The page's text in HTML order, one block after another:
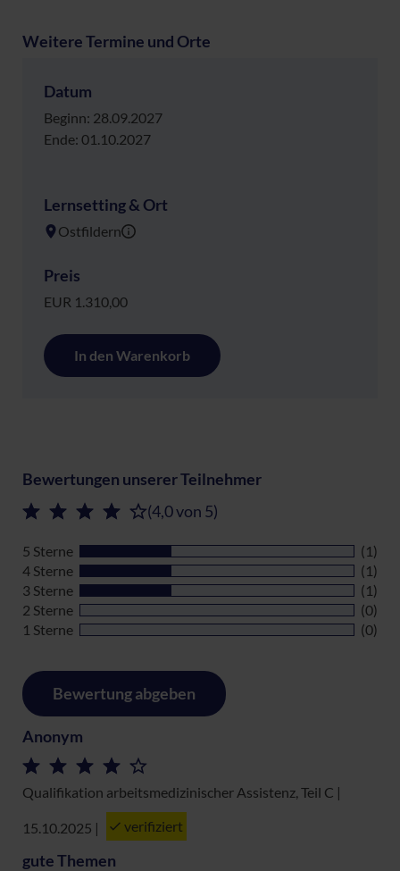
Weitere Termine und Orte
Datum
Beginn: 28.09.2027
Ende: 01.10.2027
Lernsetting & Ort
Ostfildern
Preis
EUR 1.310,00
In den Warenkorb
Bewertungen unserer Teilnehmer
(4,0 von 5)
5 Sterne
(1)
4 Sterne
(1)
3 Sterne
(1)
2 Sterne
(0)
1 Sterne
(0)
Bewertung abgeben
Anonym
Qualifikation arbeitsmedizinischer Assistenz, Teil C |
15.10.2025 | verifiziert
gute Themen